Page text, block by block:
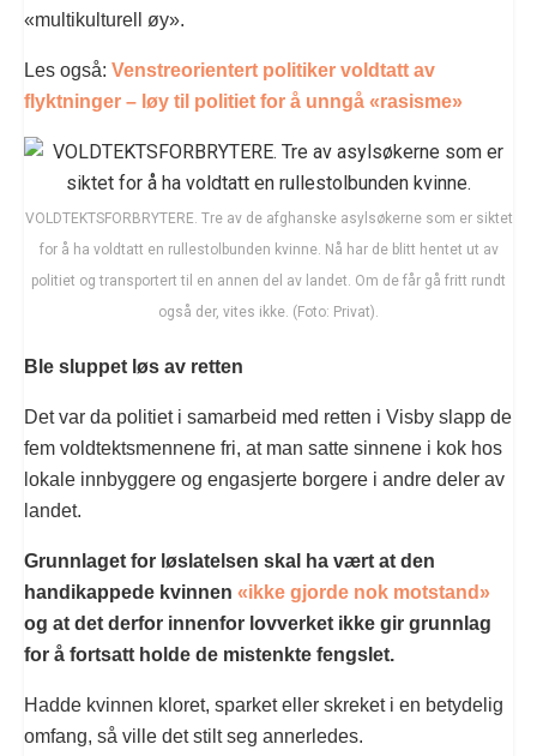
«multikulturell øy».
Les også: Venstreorientert politiker voldtatt av
flyktninger – løy til politiet for å unngå «rasisme»
VOLDTEKTSFORBRYTERE. Tre av de afghanske asylsøkerne som er siktet
for å ha voldtatt en rullestolbunden kvinne. Nå har de blitt hentet ut av
politiet og transportert til en annen del av landet. Om de får gå fritt rundt
også der, vites ikke. (Foto: Privat).
Ble sluppet løs av retten
Det var da politiet i samarbeid med retten i Visby slapp de
fem voldtektsmennene fri, at man satte sinnene i kok hos
lokale innbyggere og engasjerte borgere i andre deler av
landet.
Grunnlaget for løslatelsen skal ha vært at den
handikappede kvinnen «ikke gjorde nok motstand»
og at det derfor innenfor lovverket ikke gir grunnlag
for å fortsatt holde de mistenkte fengslet.
Hadde kvinnen kloret, sparket eller skreket i en betydelig
omfang, så ville det stilt seg annerledes.